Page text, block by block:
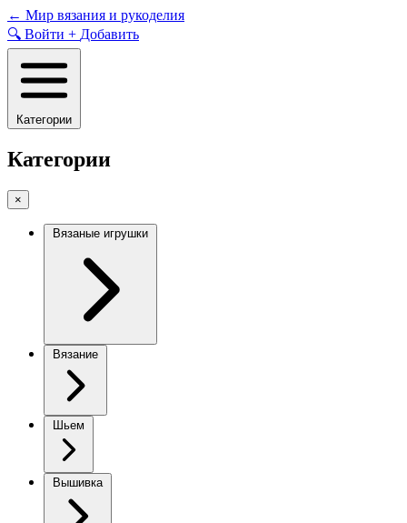
Skip
to
content
← Мир вязания и рукоделия
🔍 Войти + Добавить
Категории
Категории
×
Вязаные игрушки
Вязание
Шьем
Вышивка